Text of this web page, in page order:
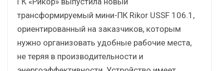
трансформируемый мини-ПК Rikor USSF 106.1,
ориентированный на заказчиков, которым
нужно организовать удобные рабочие места,
не теряя в производительности и